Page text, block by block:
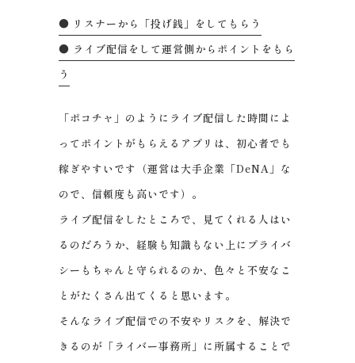
● リスナーから「投げ銭」をしてもらう
● ライブ配信をして運営側からポイントをもら
う
「ポコチャ」のようにライブ配信した時間によ
ってポイントがもらえるアプリは、初心者でも
稼ぎやすいです（運営は大手企業「DeNA」な
ので、信頼度も高いです）。
ライブ配信をしたところで、見てくれる人はい
るのだろうか、経験も知識もない上にプライバ
シーもちゃんと守られるのか、色々と不安なこ
とがたくさん出てくると思います。
そんなライブ配信での不安やリスクを、解決で
きるのが「ライバー事務所」に所属することで